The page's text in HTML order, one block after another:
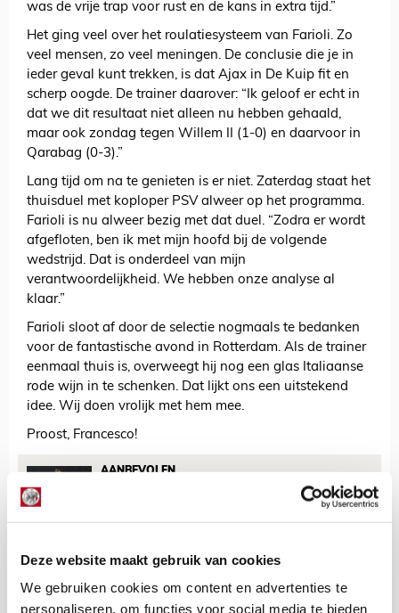
Deze website maakt gebruik van cookies
We gebruiken cookies om content en advertenties te
personaliseren, om functies voor social media te bieden
was de vrije trap voor rust en de kans in extra tijd.”
Het ging veel over het roulatiesysteem van Farioli. Zo
veel mensen, zo veel meningen. De conclusie die je in
ieder geval kunt trekken, is dat Ajax in De Kuip fit en
scherp oogde. De trainer daarover: “Ik geloof er echt in
dat we dit resultaat niet alleen nu hebben gehaald,
maar ook zondag tegen Willem II (1-0) en daarvoor in
Qarabag (0-3).”
Lang tijd om na te genieten is er niet. Zaterdag staat het
thuisduel met koploper PSV alweer op het programma.
Farioli is nu alweer bezig met dat duel. “Zodra er wordt
afgefloten, ben ik met mijn hoofd bij de volgende
wedstrijd. Dat is onderdeel van mijn
verantwoordelijkheid. We hebben onze analyse al
klaar.”
Farioli sloot af door de selectie nogmaals te bedanken
voor de fantastische avond in Rotterdam. Als de trainer
eenmaal thuis is, overweegt hij nog een glas Italiaanse
rode wijn in te schenken. Dat lijkt ons een uitstekend
idee. Wij doen vrolijk met hem mee.
Proost, Francesco!
AANBEVOLEN
Ajax is Feyenoord weer de baas
Bekijk alle berichten van De Redactie